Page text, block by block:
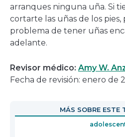
arranques ninguna uña. Si
cortarte las uñas de los pies,
problema de tener uñas
adelante.
Revisor médico: Amy W.
Fecha de revisión: enero de
MÁS SOBRE ESTE